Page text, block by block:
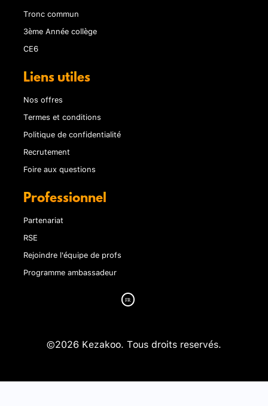
Tronc commun
3ème Année collège
CE6
Liens utiles
Nos offres
Termes et conditions
Politique de confidentialité
Recrutement
Foire aux questions
Professionnel
Partenariat
RSE
Rejoindre l'équipe de profs
Programme ambassadeur
©2026 Kezakoo. Tous droits reservés.